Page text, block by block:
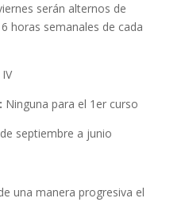
serán alternos de
horas semanales de cada
Ninguna para el 1er curso
septiembre a junio
una manera progresiva el